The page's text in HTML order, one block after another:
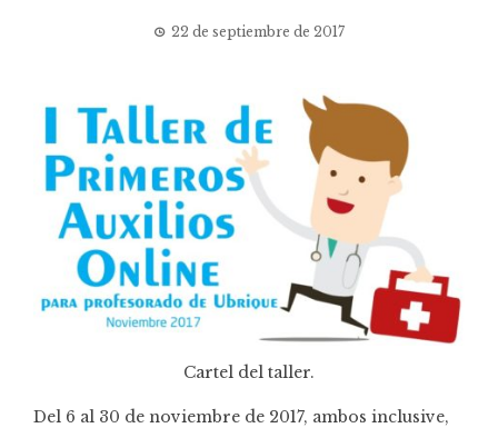
22 de septiembre de 2017
Cartel del taller.
Del 6 al 30 de noviembre de 2017, ambos inclusive,